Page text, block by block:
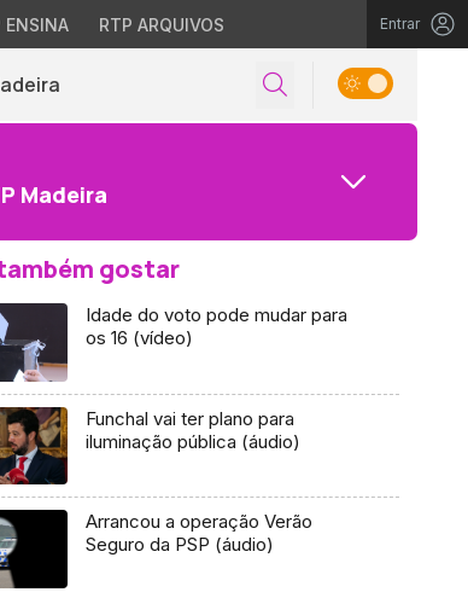
ENSINA RTP ARQUIVOS Entrar
Madeira
gostar
Idade do voto pode mudar para
os 16 (vídeo)
Funchal vai ter plano para
iluminação pública (áudio)
Arrancou a operação Verão
Seguro da PSP (áudio)